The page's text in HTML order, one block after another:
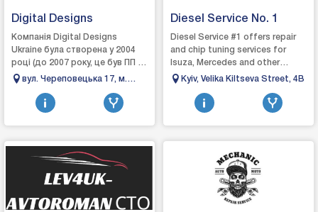
Digital Designs
Компанія Digital Designs
Ukraine була створена у 2004
році (до 2007 року, це був ПП –
роздрібна торгівля
аксесуарами для тюнінг...
вул. Череповецька 17, м.
Чернівці
Diesel Service No. 1
Diesel Service #1 offers repair
and chip tuning services for
Isuza, Mercedes and other
brands of trucks, as well as cars,
Kyiv, Velika Kiltseva Street, 4B